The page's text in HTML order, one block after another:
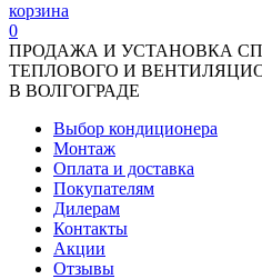
корзина
0
ПРОДАЖА И УСТАНОВКА
ТЕПЛОВОГО И
В ВОЛГОГРАДЕ
Выбор кондиционера
Монтаж
Оплата и доставка
Покупателям
Дилерам
Контакты
Акции
Отзывы